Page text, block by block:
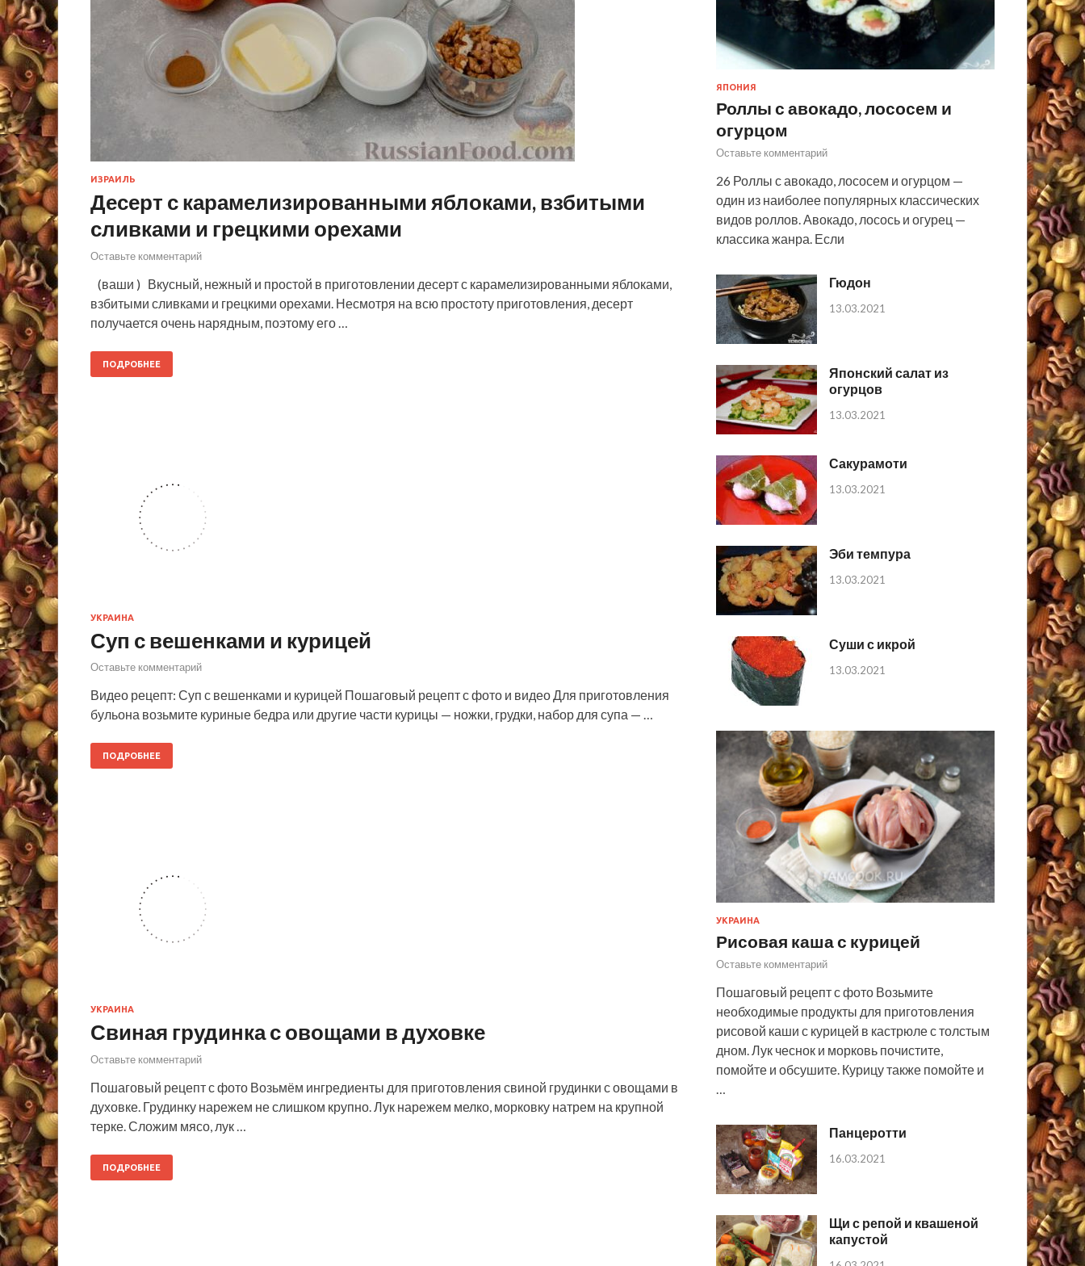
ИЗРАИЛЬ
Десерт с карамелизированными яблоками, взбитыми
сливками и грецкими орехами
Оставьте комментарий
(ваши ) Вкусный, нежный и простой в приготовлении десерт с карамелизированными яблоками,
взбитыми сливками и грецкими орехами. Несмотря на всю простоту приготовления, десерт
получается очень нарядным, поэтому его …
ПОДРОБНЕЕ
УКРАИНА
Суп с вешенками и курицей
Оставьте комментарий
Видео рецепт: Суп с вешенками и курицей Пошаговый рецепт с фото и видео Для приготовления
бульона возьмите куриные бедра или другие части курицы — ножки, грудки, набор для супа — …
ПОДРОБНЕЕ
УКРАИНА
Свиная грудинка с овощами в духовке
Оставьте комментарий
Пошаговый рецепт с фото Возьмём ингредиенты для приготовления свиной грудинки с овощами в
духовке. Грудинку нарежем не слишком крупно. Лук нарежем мелко, морковку натрем на крупной
терке. Сложим мясо, лук …
ПОДРОБНЕЕ
ЯПОНИЯ
Роллы с авокадо, лососем и
огурцом
Оставьте комментарий
26 Роллы с авокадо, лососем и огурцом —
один из наиболее популярных классических
видов роллов. Авокадо, лосось и огурец —
классика жанра. Если
Гюдон
13.03.2021
Японский салат из
огурцов
13.03.2021
Сакурамоти
13.03.2021
Эби темпура
13.03.2021
Суши с икрой
13.03.2021
УКРАИНА
Рисовая каша с курицей
Оставьте комментарий
Пошаговый рецепт с фото Возьмите
необходимые продукты для приготовления
рисовой каши с курицей в кастрюле с толстым
дном. Лук чеснок и морковь почистите,
помойте и обсушите. Курицу также помойте и
…
Панцеротти
16.03.2021
Щи с репой и квашеной
капустой